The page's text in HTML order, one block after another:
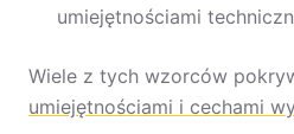
umiejętnościami
Wiele z tych wzorców
umiejętnościami i cechami